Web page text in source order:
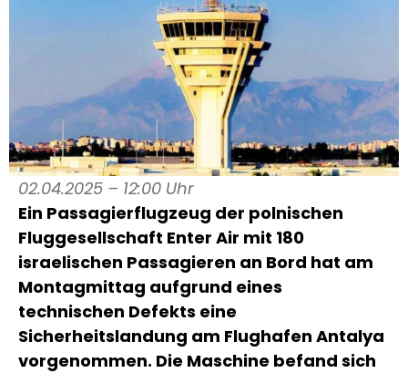
02.04.2025 – 12:00 Uhr
Ein Passagierflugzeug der polnischen
Fluggesellschaft Enter Air mit 180
israelischen Passagieren an Bord hat am
Montagmittag aufgrund eines
technischen Defekts eine
Sicherheitslandung am Flughafen Antalya
vorgenommen. Die Maschine befand sich